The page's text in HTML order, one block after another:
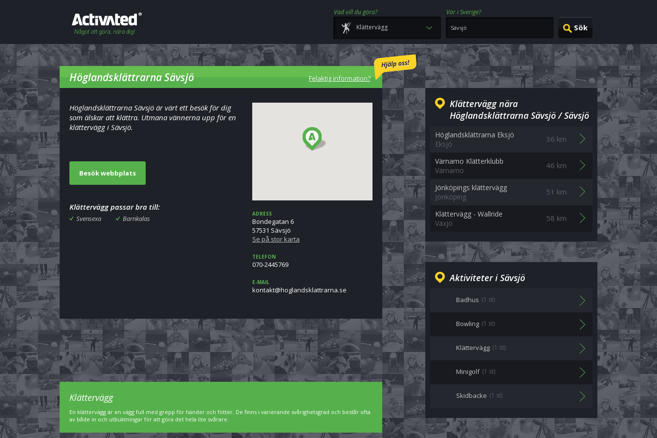
Vad vill du göra?
Var i Sverige?
Klättervägg
Höglandsklättrarna Sävsjö Felaktig information?
Höglandsklättrarna Sävsjö är värt ett besök för dig
som älskar att klättra. Utmana vännerna upp för en
klättervägg i Sävsjö.
Besök webbplats
Klättervägg passar bra till:
Svensexa Barnkalas
ADRESS
Bondegatan 6
57531 Sävsjö
Se på stor karta
TELEFON
070-2445769
E-MAIL
es.anrarttalksdnalgoh@tkatnok
Klättervägg nära
Höglandsklättrarna Sävsjö / Sävsjö
Höglandsklättrarna Eksjö
Eksjö
36 km
Värnamo Klätterklubb
Värnamo
46 km
Jönköpings klättervägg
Jönköping
51 km
Klättervägg - Wallride
Växjö
58 km
Aktiviteter i Sävsjö
Badhus (1 st)
Bowling (1 st)
Klättervägg (1 st)
Minigolf (1 st)
Skidbacke (1 st)
Klättervägg
En klättervägg är en vägg full med grepp för händer och fötter. De finns i varierande svårighetsgrad och består ofta
av både in och utbuktningar för att göra det hela lite svårare.